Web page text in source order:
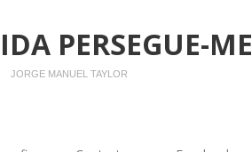
PERSEGUE-ME
JORGE MANUEL TAYLOR